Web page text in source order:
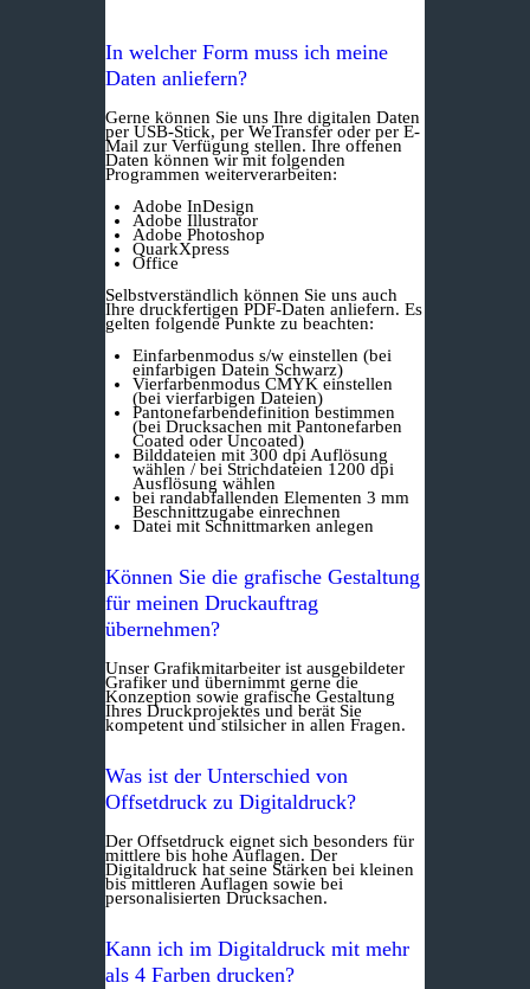
In welcher Form muss ich meine
Daten anliefern?
Gerne können Sie uns Ihre digitalen Daten
per USB-Stick, per WeTransfer oder per E-
Mail zur Verfügung stellen. Ihre offenen
Daten können wir mit folgenden
Programmen weiterverarbeiten:
Adobe InDesign
Adobe Illustrator
Adobe Photoshop
QuarkXpress
Office
Selbstverständlich können Sie uns auch
Ihre druckfertigen PDF-Daten anliefern. Es
gelten folgende Punkte zu beachten:
Einfarbenmodus s/w einstellen (bei
einfarbigen Datein Schwarz)
Vierfarbenmodus CMYK einstellen
(bei vierfarbigen Dateien)
Pantonefarbendefinition bestimmen
(bei Drucksachen mit Pantonefarben
Coated oder Uncoated)
Bilddateien mit 300 dpi Auflösung
wählen / bei Strichdateien 1200 dpi
Ausflösung wählen
bei randabfallenden Elementen 3 mm
Beschnittzugabe einrechnen
Datei mit Schnittmarken anlegen
Können Sie die grafische Gestaltung
für meinen Druckauftrag
übernehmen?
Unser Grafikmitarbeiter ist ausgebildeter
Grafiker und übernimmt gerne die
Konzeption sowie grafische Gestaltung
Ihres Druckprojektes und berät Sie
kompetent und stilsicher in allen Fragen.
Was ist der Unterschied von
Offsetdruck zu Digitaldruck?
Der Offsetdruck eignet sich besonders für
mittlere bis hohe Auflagen. Der
Digitaldruck hat seine Stärken bei kleinen
bis mittleren Auflagen sowie bei
personalisierten Drucksachen.
Kann ich im Digitaldruck mit mehr
als 4 Farben drucken?